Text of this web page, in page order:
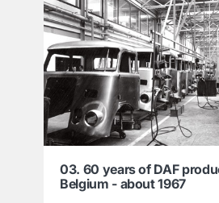
03. 60 years of DAF
Belgium - about 1967